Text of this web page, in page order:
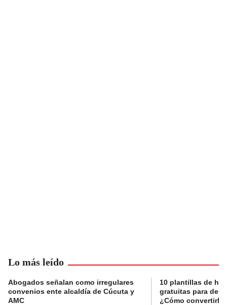
Lo más leído
Abogados señalan como irregulares
convenios ente alcaldía de Cúcuta y
AMC
10 plantillas de
gratuitas para
¿Cómo convertirla